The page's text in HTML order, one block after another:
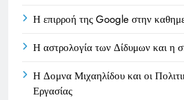
Η επιρροή της Google στην
Η αστρολογία των Δίδυμων και η
Η Δομνα Μιχαηλίδου και οι
Εργασίας